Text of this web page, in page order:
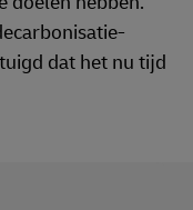
dat het nu tijd